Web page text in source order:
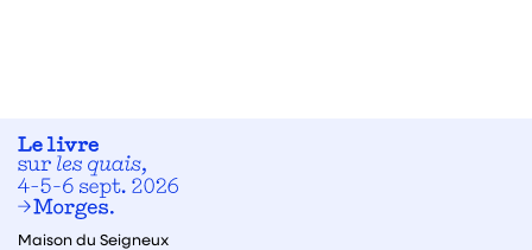
Maison du Seigneux